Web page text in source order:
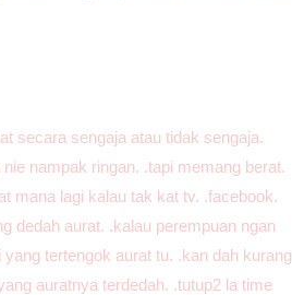
secara sengaja atau tidak sengaja.
nampak ringan. .tapi memang berat.
mana lagi kalau tak kat tv. .facebook.
dedah aurat. .kalau perempuan ngan
tertengok aurat tu. .kan dah kurang
auratnya terdedah. .tutup2 la time